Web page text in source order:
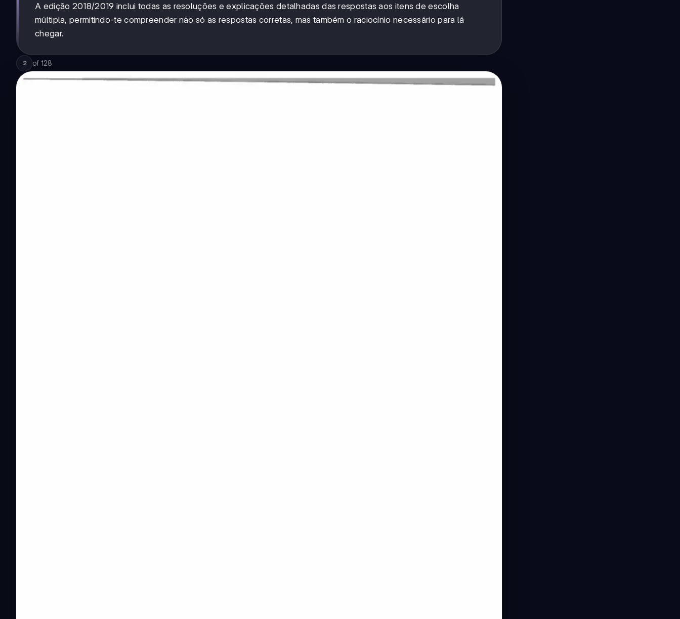
A edição 2018/2019 inclui todas as resoluções e explicações detalhadas das respostas aos itens de escolha
múltipla, permitindo-te compreender não só as respostas corretas, mas também o raciocínio necessário para lá
chegar.
2 of 128